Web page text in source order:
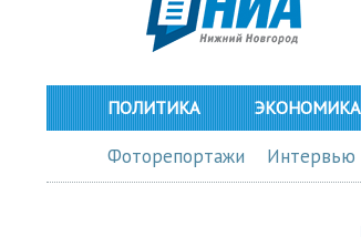
ПОЛИТИКА ЭКОНОМИКА
Фоторепортажи Интервью